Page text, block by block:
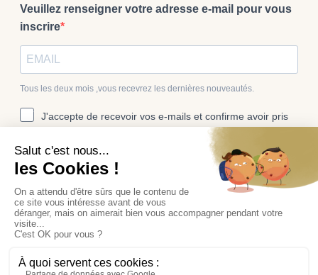
Veuillez renseigner votre adresse e-mail pour vous
inscrire
Tous les deux mois ,vous recevrez les dernières nouveautés.
J'accepte de recevoir vos e-mails et confirme avoir pris
connaissance de votre politique de confidentialité et
mentions légales.
Vous pouvez vous désinscrire à tout moment en cliquant sur le lien
présent dans nos emails.
S'INSCRIRE